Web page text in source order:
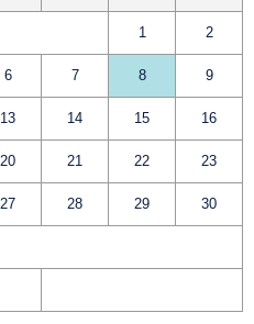
1 2
6 7 8 9
13 14 15 16
20 21 22 23
27 28 29 30